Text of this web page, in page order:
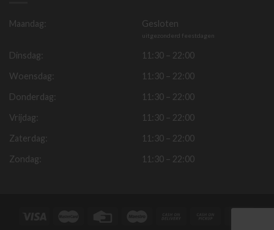
Maandag: Gesloten
uitgezonderd feestdagen
Dinsdag:
11:30 – 22:00
Woensdag:
11:30 – 22:00
Donderdag:
11:30 – 22:00
Vrijdag:
11:30 – 22:00
Zaterdag:
11:30 – 22:00
Zondag:
11:30 – 22:00